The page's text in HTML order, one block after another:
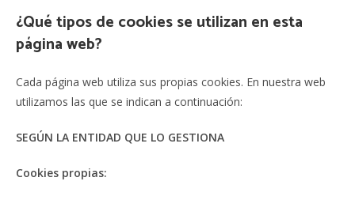
¿Qué tipos de cookies se utilizan en esta
página web?
Cada página web utiliza sus propias cookies. En nuestra web
utilizamos las que se indican a continuación:
SEGÚN LA ENTIDAD QUE LO GESTIONA
Cookies propias: